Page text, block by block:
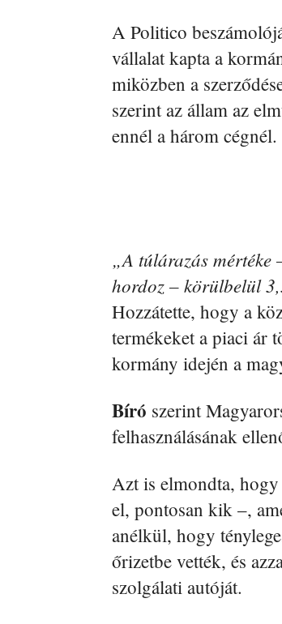
A Politico
vállalat kapta a
miközben a
szerint az állam az
ennél a három
„A túlárazás mértéke
hordoz – körülbelül
Hozzátette, hogy a
termékeket a piaci ár
kormány idején a
Bíró szerint
felhasználásának
Azt is elmondta, hogy
el, pontosan kik –,
anélkül, hogy
őrizetbe vették, és
szolgálati autóját.